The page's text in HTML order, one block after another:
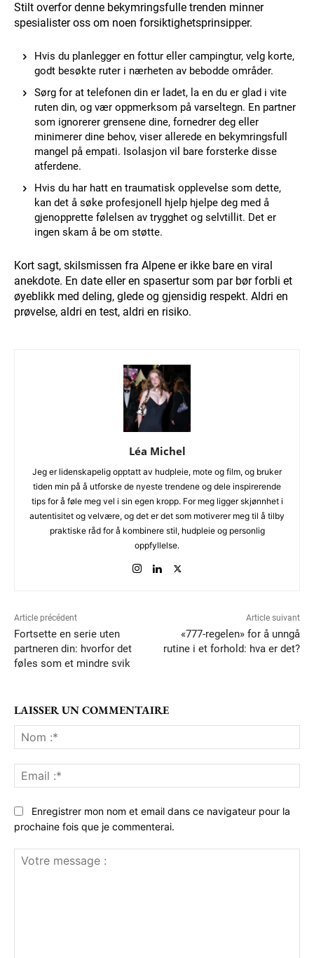
Stilt overfor denne bekymringsfulle trenden minner
spesialister oss om noen forsiktighetsprinsipper.
Hvis du planlegger en fottur eller campingtur, velg korte,
godt besøkte ruter i nærheten av bebodde områder.
Sørg for at telefonen din er ladet, la en du er glad i vite
ruten din, og vær oppmerksom på varseltegn. En partner
som ignorerer grensene dine, fornedrer deg eller
minimerer dine behov, viser allerede en bekymringsfull
mangel på empati. Isolasjon vil bare forsterke disse
atferdene.
Hvis du har hatt en traumatisk opplevelse som dette,
kan det å søke profesjonell hjelp hjelpe deg med å
gjenopprette følelsen av trygghet og selvtillit. Det er
ingen skam å be om støtte.
Kort sagt, skilsmissen fra Alpene er ikke bare en viral
anekdote. En date eller en spasertur som par bør forbli et
øyeblikk med deling, glede og gjensidig respekt. Aldri en
prøvelse, aldri en test, aldri en risiko.
Léa Michel
Jeg er lidenskapelig opptatt av hudpleie, mote og film, og bruker
tiden min på å utforske de nyeste trendene og dele inspirerende
tips for å føle meg vel i sin egen kropp. For meg ligger skjønnhet i
autentisitet og velvære, og det er det som motiverer meg til å tilby
praktiske råd for å kombinere stil, hudpleie og personlig
oppfyllelse.
Article précédent
Fortsette en serie uten
partneren din: hvorfor det
føles som et mindre svik
Article suivant
«777-regelen» for å unngå
rutine i et forhold: hva er det?
LAISSER UN COMMENTAIRE
:*
:*
Enregistrer mon nom et email dans ce navigateur pour la
prochaine fois que je commenterai.